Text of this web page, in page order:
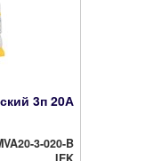
3п 20А
3-020-B